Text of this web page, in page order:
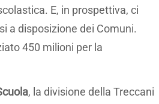
E, in prospettiva, ci
a disposizione dei Comuni.
450 milioni per la
, la divisione della Treccani